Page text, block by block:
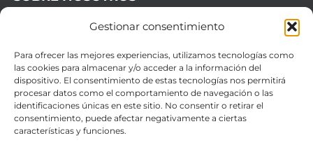
Gestionar consentimiento
Para ofrecer las mejores experiencias, utilizamos tecnologías como
las cookies para almacenar y/o acceder a la información del
dispositivo. El consentimiento de estas tecnologías nos permitirá
procesar datos como el comportamiento de navegación o las
identificaciones únicas en este sitio. No consentir o retirar el
consentimiento, puede afectar negativamente a ciertas
características y funciones.
Quiénes somos
Testimonios
Catálogo
INFORMACIÓN LEGAL
Catálogo